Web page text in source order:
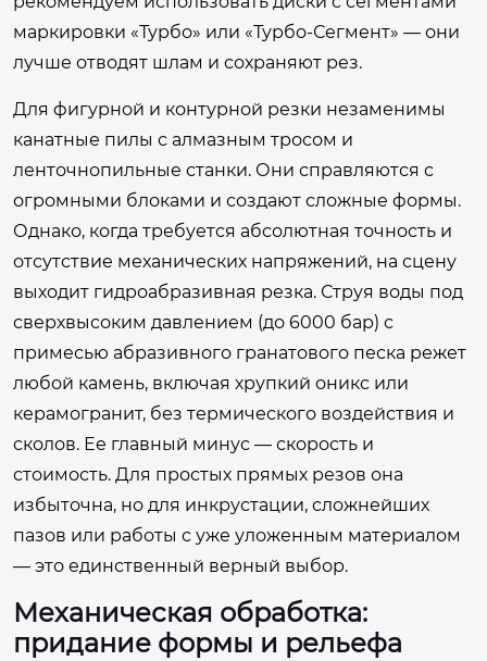
маркировки «Турбо» или «Турбо-Сегмент» — они
лучше отводят шлам и сохраняют рез.
Для фигурной и контурной резки незаменимы
канатные пилы с алмазным тросом и
ленточнопильные станки. Они справляются с
огромными блоками и создают сложные формы.
Однако, когда требуется абсолютная точность и
отсутствие механических напряжений, на сцену
выходит гидроабразивная резка. Струя воды под
сверхвысоким давлением (до 6000 бар) с
примесью абразивного гранатового песка режет
любой камень, включая хрупкий оникс или
керамогранит, без термического воздействия и
сколов. Ее главный минус — скорость и
стоимость. Для простых прямых резов она
избыточна, но для инкрустации, сложнейших
пазов или работы с уже уложенным материалом
— это единственный верный выбор.
Механическая обработка:
придание формы и рельефа